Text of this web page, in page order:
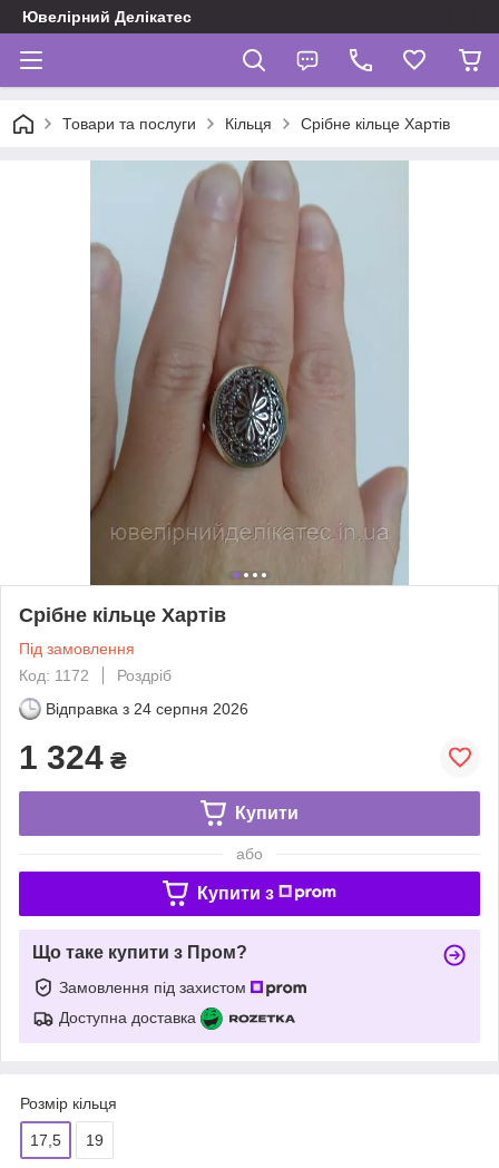
Ювелірний Делікатес
Товари та послуги Кільця Срібне кільце Хартів
Срібне кільце Хартів
Під замовлення
Код: 1172
Роздріб
Відправка з 24 серпня 2026
1 324 ₴
Купити
або
Купити з
Що таке купити з Пром?
Замовлення під захистом
Доступна доставка
Розмір кільця
17,5 19